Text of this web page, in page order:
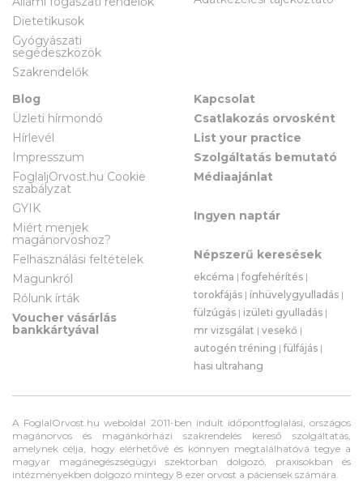
Dietetikusok
Gyógyászati
segédeszközök
Szakrendelők
Blog
Üzleti hírmondó
Hírlevél
Impresszum
FoglaljOrvost.hu Cookie
szabályzat
GYIK
Miért menjek
magánorvoshoz?
Felhasználási feltételek
Magunkról
Rólunk írták
Voucher vásárlás
bankkártyával
Kapcsolat
Csatlakozás orvosként
List your practice
Szolgáltatás bemutató
Médiaajánlat
Ingyen naptár
Népszerű keresések
ekcéma |fogfehérítés |
torokfájás | ínhüvelygyulladás |
fülzúgás | izületi gyulladás |
mr vizsgálat | vesekő |
autogén tréning |fülfájás |
hasi ultrahang
A FoglalOrvost.hu weboldal 2011-ben indult időpontfoglalási, országos
magánorvos és magánkórházi szakrendelés kereső szolgáltatás,
amelynek célja, hogy elérhetővé és könnyen megtalálhatóvá tegye a
magyar magánegészségügyi szektorban dolgozó, praxisokban és
intézményekben dolgozó mintegy 8 ezer orvost a páciensek számára.